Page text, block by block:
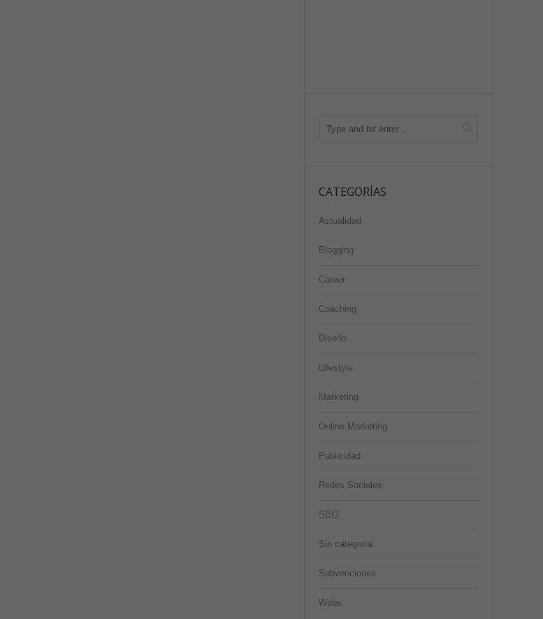
CATEGORÍAS
Actualidad
Blogging
Career
Coaching
Diseño
Lifestyle
Marketing
Online Marketing
Publicidad
Redes Sociales
SEO
Sin categoría
Subvenciones
Webs